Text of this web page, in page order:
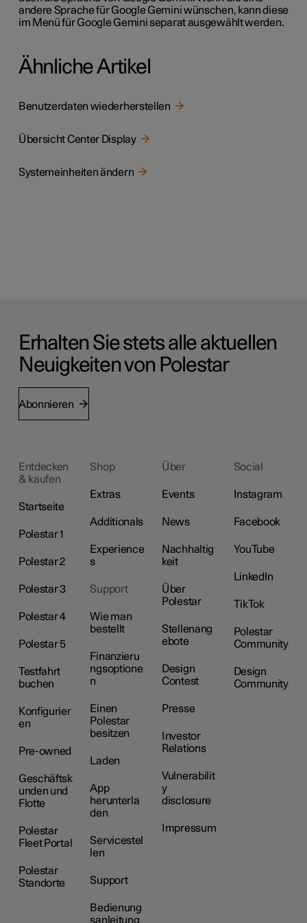
andere Sprache für Google Gemini wünschen, kann diese
im Menü für Google Gemini separat ausgewählt werden.
Ähnliche Artikel
Benutzerdaten wiederherstellen
Übersicht Center Display
Systemeinheiten ändern
Erhalten Sie stets alle aktuellen
Neuigkeiten von Polestar
Abonnieren
Entdecken
& kaufen
Startseite
Polestar 1
Polestar 2
Polestar 3
Polestar 4
Polestar 5
Testfahrt
buchen
Konfigurier
en
Pre-owned
Geschäftsk
unden und
Flotte
Polestar
Fleet Portal
Polestar
Standorte
Shop
Extras
Additionals
Experience
s
Support
Wie man
bestellt
Finanzieru
ngsoptione
n
Einen
Polestar
besitzen
Laden
App
herunterla
den
Servicestel
len
Support
Bedienung
sanleitung
Über
Events
News
Nachhaltig
keit
Über
Polestar
Stellenang
ebote
Design
Contest
Presse
Investor
Relations
Vulnerabilit
y
disclosure
Impressum
Social
Instagram
Facebook
YouTube
LinkedIn
TikTok
Polestar
Community
Design
Community